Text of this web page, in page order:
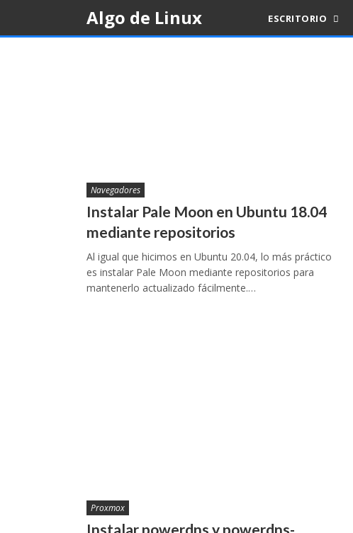
content
Algo de Linux ESCRITORIO
Navegadores
Instalar Pale Moon en Ubuntu 18.04
mediante repositorios
Al igual que hicimos en Ubuntu 20.04, lo más práctico
es instalar Pale Moon mediante repositorios para
mantenerlo actualizado fácilmente.…
Proxmox
Instalar powerdns y powerdns-